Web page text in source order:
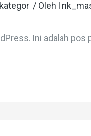
/ Oleh
Ini adalah